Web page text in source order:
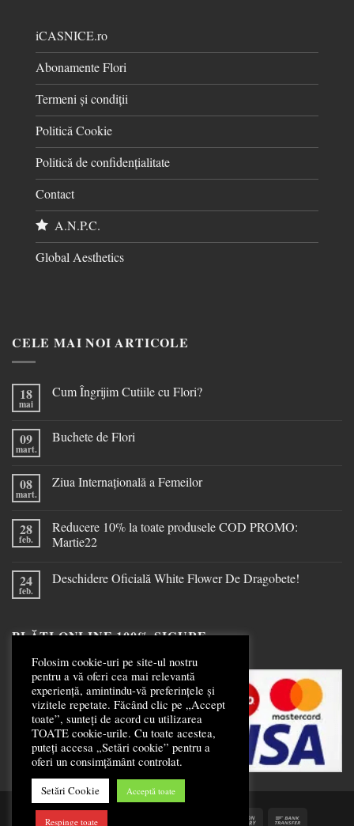
iCASNICE.ro
Abonamente Flori
Termeni și condiții
Politică Cookie
Politică de confidențialitate
Contact
A.N.P.C.
Global Aesthetics
CELE MAI NOI ARTICOLE
18
mai
Cum Îngrijim Cutiile cu Flori?
09
mart.
Buchete de Flori
08
mart.
Ziua Internațională a Femeilor
28
feb.
Reducere 10% la toate produsele COD PROMO:
Martie22
24
feb.
Deschidere Oficială White Flower De Dragobete!
PLĂȚI ONLINE 100% SIGURE
Folosim cookie-uri pe site-ul nostru
pentru a vă oferi cea mai relevantă
experiență, amintindu-vă preferințele și
vizitele repetate. Făcând clic pe „Accept
toate”, sunteți de acord cu utilizarea
TOATE cookie-urile. Cu toate acestea,
puteți accesa „Setări cookie” pentru a
oferi un consimțământ controlat.
Setări Cookie Acceptă toate
Respinge toate